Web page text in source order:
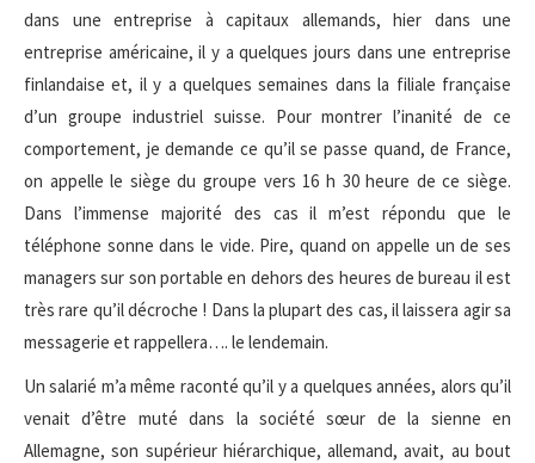
dans une entreprise à capitaux allemands, hier dans une
entreprise américaine, il y a quelques jours dans une entreprise
finlandaise et, il y a quelques semaines dans la filiale française
d’un groupe industriel suisse. Pour montrer l’inanité de ce
comportement, je demande ce qu’il se passe quand, de France,
on appelle le siège du groupe vers 16 h 30 heure de ce siège.
Dans l’immense majorité des cas il m’est répondu que le
téléphone sonne dans le vide. Pire, quand on appelle un de ses
managers sur son portable en dehors des heures de bureau il est
très rare qu’il décroche ! Dans la plupart des cas, il laissera agir sa
messagerie et rappellera…. le lendemain.
Un salarié m’a même raconté qu’il y a quelques années, alors qu’il
venait d’être muté dans la société sœur de la sienne en
Allemagne, son supérieur hiérarchique, allemand, avait, au bout